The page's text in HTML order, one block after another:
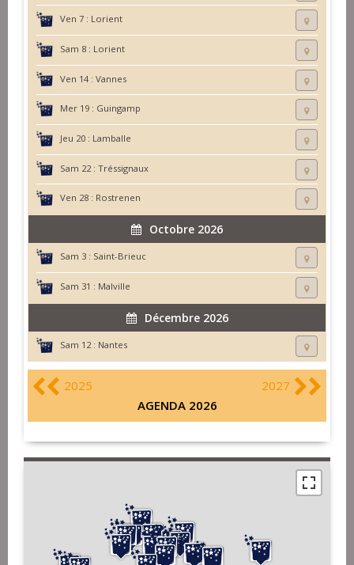
Ven 7 : Lorient
Sam 8 : Lorient
Ven 14 : Vannes
Mer 19 : Guingamp
Jeu 20 : Lamballe
Sam 22 : Tréssignaux
Ven 28 : Rostrenen
Octobre 2026
Sam 3 : Saint-Brieuc
Sam 31 : Malville
Décembre 2026
Sam 12 : Nantes
2025
2027
AGENDA 2026